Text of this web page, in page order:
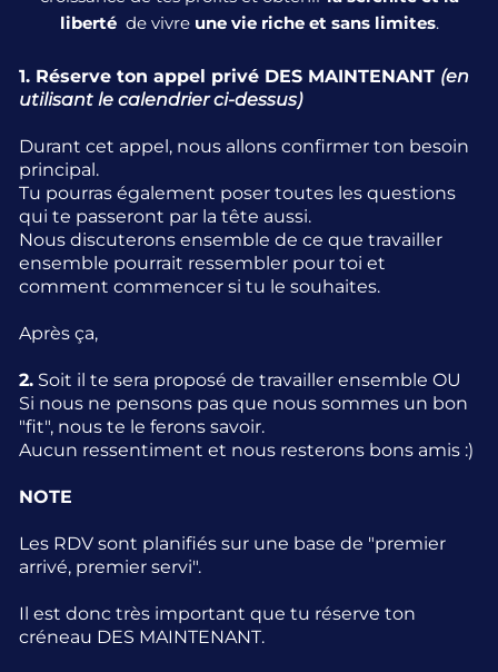
libertéde vivre une vie riche et sans limites.
1. Réserve ton appel privé DES MAINTENANT (en
utilisant le calendrier ci-dessus)
Durant cet appel, nous allons confirmer ton besoin
principal.
Tu pourras également poser toutes les questions
qui te passeront par la tête aussi.
Nous discuterons ensemble de ce que travailler
ensemble pourrait ressembler pour toi et
comment commencer si tu le souhaites.
Après ça,
2. Soit il te sera proposé de travailler ensemble OU
Si nous ne pensons pas que nous sommes un bon
"fit", nous te le ferons savoir.
Aucun ressentiment et nous resterons bons amis :)
NOTE
Les RDV sont planifiés sur une base de "premier
arrivé, premier servi".
Il est donc très important que tu réserve ton
créneau DES MAINTENANT.